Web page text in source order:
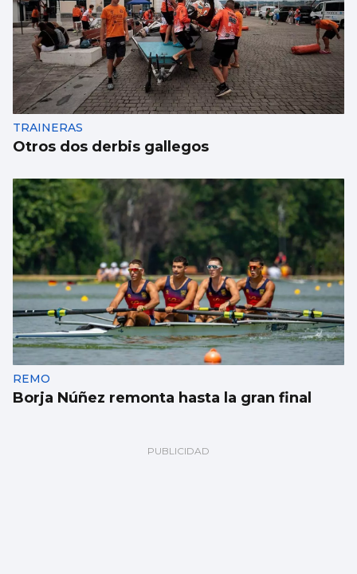
TRAINERAS
Otros dos derbis gallegos
REMO
Borja Núñez remonta hasta la gran final